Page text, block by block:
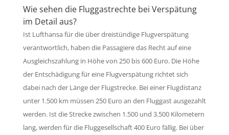
Wie sehen die Fluggastrechte bei Verspätung
im Detail aus?
Ist Lufthansa für die über dreistündige Flugverspätung
verantwortlich, haben die Passagiere das Recht auf eine
Ausgleichszahlung in Höhe von 250 bis 600 Euro. Die Höhe
der Entschädigung für eine Flugverspätung richtet sich
dabei nach der Länge der Flugstrecke. Bei einer Flugdistanz
unter 1.500 km müssen 250 Euro an den Fluggast ausgezahlt
werden. Ist die Strecke zwischen 1.500 und 3.500 Kilometern
lang, werden für die Fluggesellschaft 400 Euro fällig. Bei über